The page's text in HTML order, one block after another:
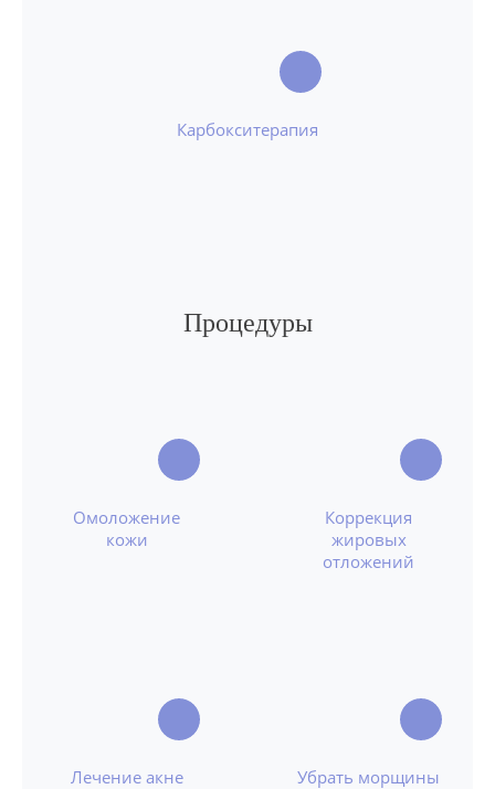
Карбокситерапия
Процедуры
Омоложение
кожи
Коррекция
жировых
отложений
Лечение акне Убрать морщины